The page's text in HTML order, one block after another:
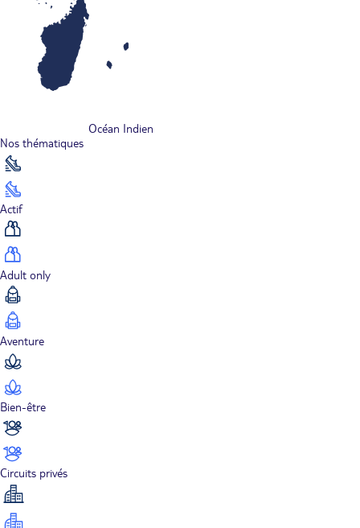
Océan Indien
Nos thématiques
Actif
Adult only
Aventure
Bien-être
Circuits privés